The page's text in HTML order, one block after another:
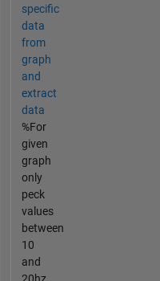
specific
data
from
graph
and
extract
data
%For
given
graph
only
peck
values
between
10
and